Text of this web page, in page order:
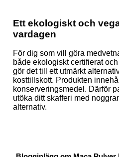
Ett ekologiskt och
vardagen
För dig som vill göra
både ekologiskt certifierat
gör det till ett utmärkt
kosttillskott. Produkten
konserveringsmedel. Därför
utöka ditt skafferi med
alternativ.